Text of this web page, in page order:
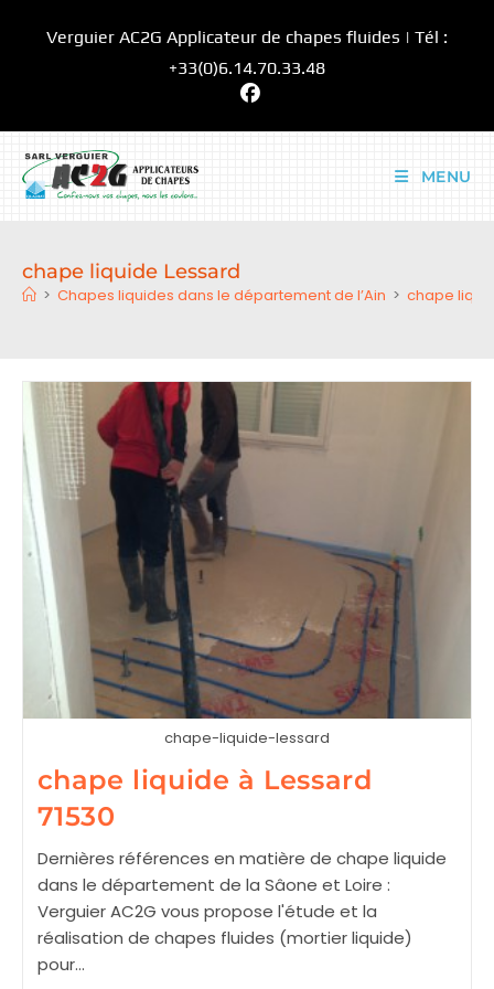
Verguier AC2G Applicateur de chapes fluides | Tél :
+33(0)6.14.70.33.48
MENU
chape liquide Lessard
> Chapes liquides dans le département de l’Ain > chape
chape-liquide-lessard
chape liquide à Lessard
71530
Dernières références en matière de chape liquide
dans le département de la Sâone et Loire :
Verguier AC2G vous propose l'étude et la
réalisation de chapes fluides (mortier liquide)
pour…